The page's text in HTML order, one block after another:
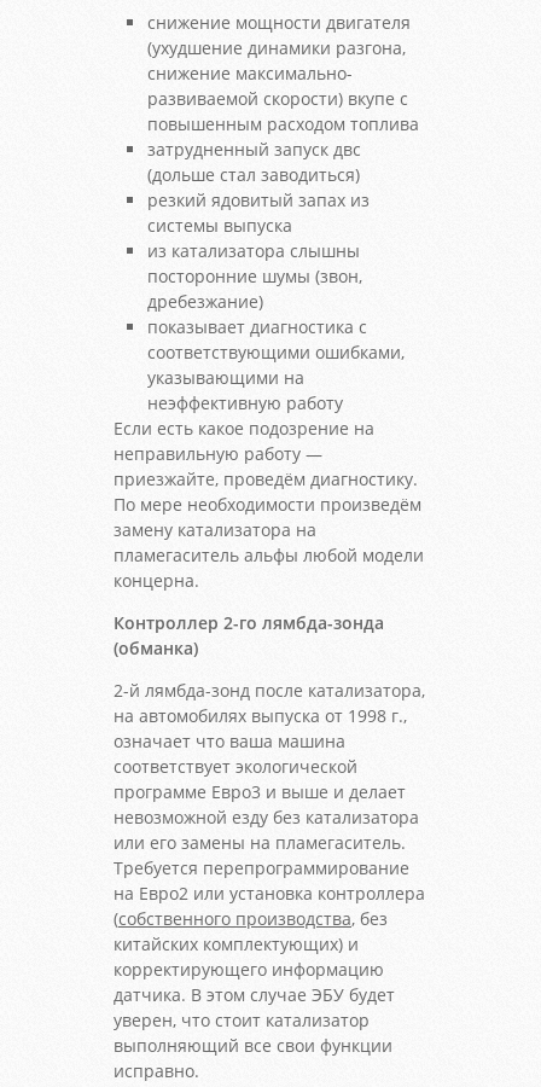
снижение мощности двигателя
(ухудшение динамики разгона,
снижение максимально-
развиваемой скорости) вкупе с
повышенным расходом топлива
затрудненный запуск двс
(дольше стал заводиться)
резкий ядовитый запах из
системы выпуска
из катализатора слышны
посторонние шумы (звон,
дребезжание)
показывает диагностика с
соответствующими ошибками,
указывающими на
неэффективную работу
Если есть какое подозрение на
неправильную работу —
приезжайте, проведём диагностику.
По мере необходимости произведём
замену катализатора на
пламегаситель альфы любой модели
концерна.
Контроллер 2-го лямбда-зонда
(обманка)
2-й лямбда-зонд после катализатора,
на автомобилях выпуска от 1998 г.,
означает что ваша машина
соответствует экологической
программе Евро3 и выше и делает
невозможной езду без катализатора
или его замены на пламегаситель.
Требуется перепрограммирование
на Евро2 или установка контроллера
(собственного производства, без
китайских комплектующих) и
корректирующего информацию
датчика. В этом случае ЭБУ будет
уверен, что стоит катализатор
выполняющий все свои функции
исправно.